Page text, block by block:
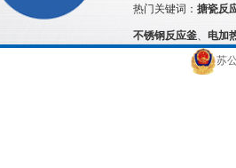
热门关键词： 搪瓷反
不锈钢反应釜、 电加
苏